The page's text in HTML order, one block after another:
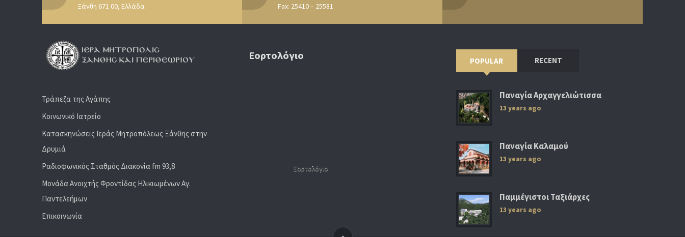
Ξάνθη 671 00, Ελλάδα
Fax: 25410 – 25581
Τράπεζα της Αγάπης
Κοινωνικό Ιατρείο
Κατασκηνώσεις Ιεράς Μητροπόλεως Ξάνθης στην
Δρυμιά
Ραδιoφωνικός Σταθμός Διακονία fm 93,8
Μονάδα Ανοιχτής Φροντίδας Ηλικιωμένων Αγ.
Παντελεήμων
Επικοινωνία
Εορτολόγιο
Εορτολόγιο
POPULAR RECENT
Παναγία Αρχαγγελιώτισσα
13 years ago
Παναγία Καλαμού
13 years ago
Παμμέγιστοι Ταξιάρχες
13 years ago